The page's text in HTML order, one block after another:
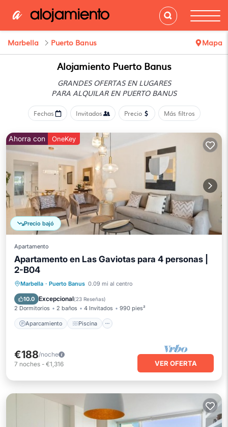
Marbella Puerto Banus Mapa
Alojamiento Puerto Banus
GRANDES OFERTAS EN LUGARES
PARA ALQUILAR EN PUERTO BANUS
Fechas Invitados Precio Más filtros
Precio bajó
Ahorra con OneKey
Apartamento
Apartamento en Las Gaviotas para 4 personas |
2-B04
Marbella · Puerto Banus 0.09 mi al centro
10.0 Excepcional(23 Reseñas)
2 Dormitorios 2 baños 4 Invitados 990 pies²
Aparcamiento Piscina
Aparcamiento
Piscina
Balcón/Terraza
€188/noche
7 noches - €1,316 VER OFERTA